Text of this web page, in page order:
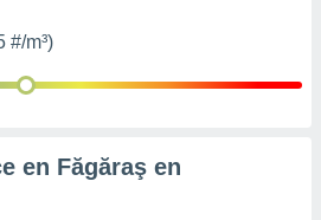
#/m³)
en Făgăraş en